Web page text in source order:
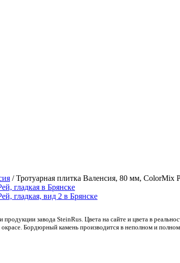
/Тротуарная плитка Валенсия, 80 мм, ColorMix
заводa SteinRus. Цвета на сайте и цвета в
Бордюрный камень производится в неполном и